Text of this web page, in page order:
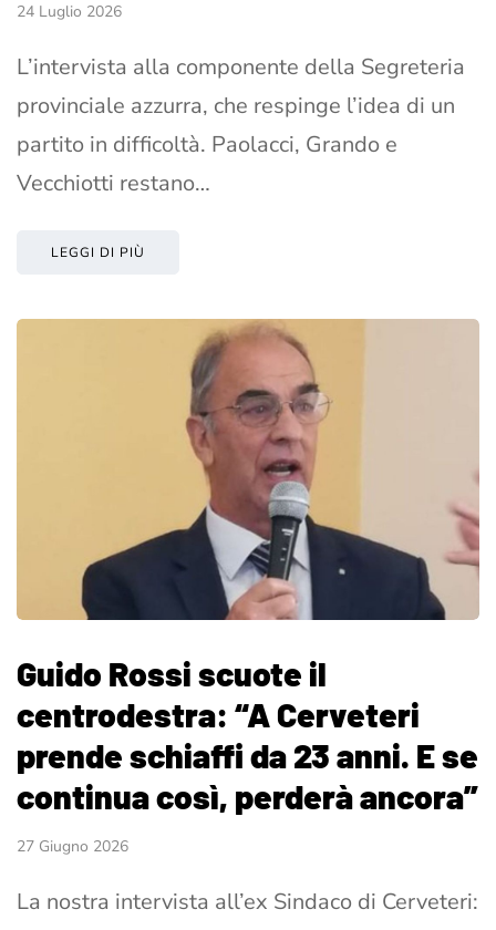
24 Luglio 2026
L’intervista alla componente della Segreteria
provinciale azzurra, che respinge l’idea di un
partito in difficoltà. Paolacci, Grando e
Vecchiotti restano…
LEGGI DI PIÙ
Guido Rossi scuote il
centrodestra: “A Cerveteri
prende schiaffi da 23 anni. E se
continua così, perderà ancora”
27 Giugno 2026
La nostra intervista all’ex Sindaco di Cerveteri: